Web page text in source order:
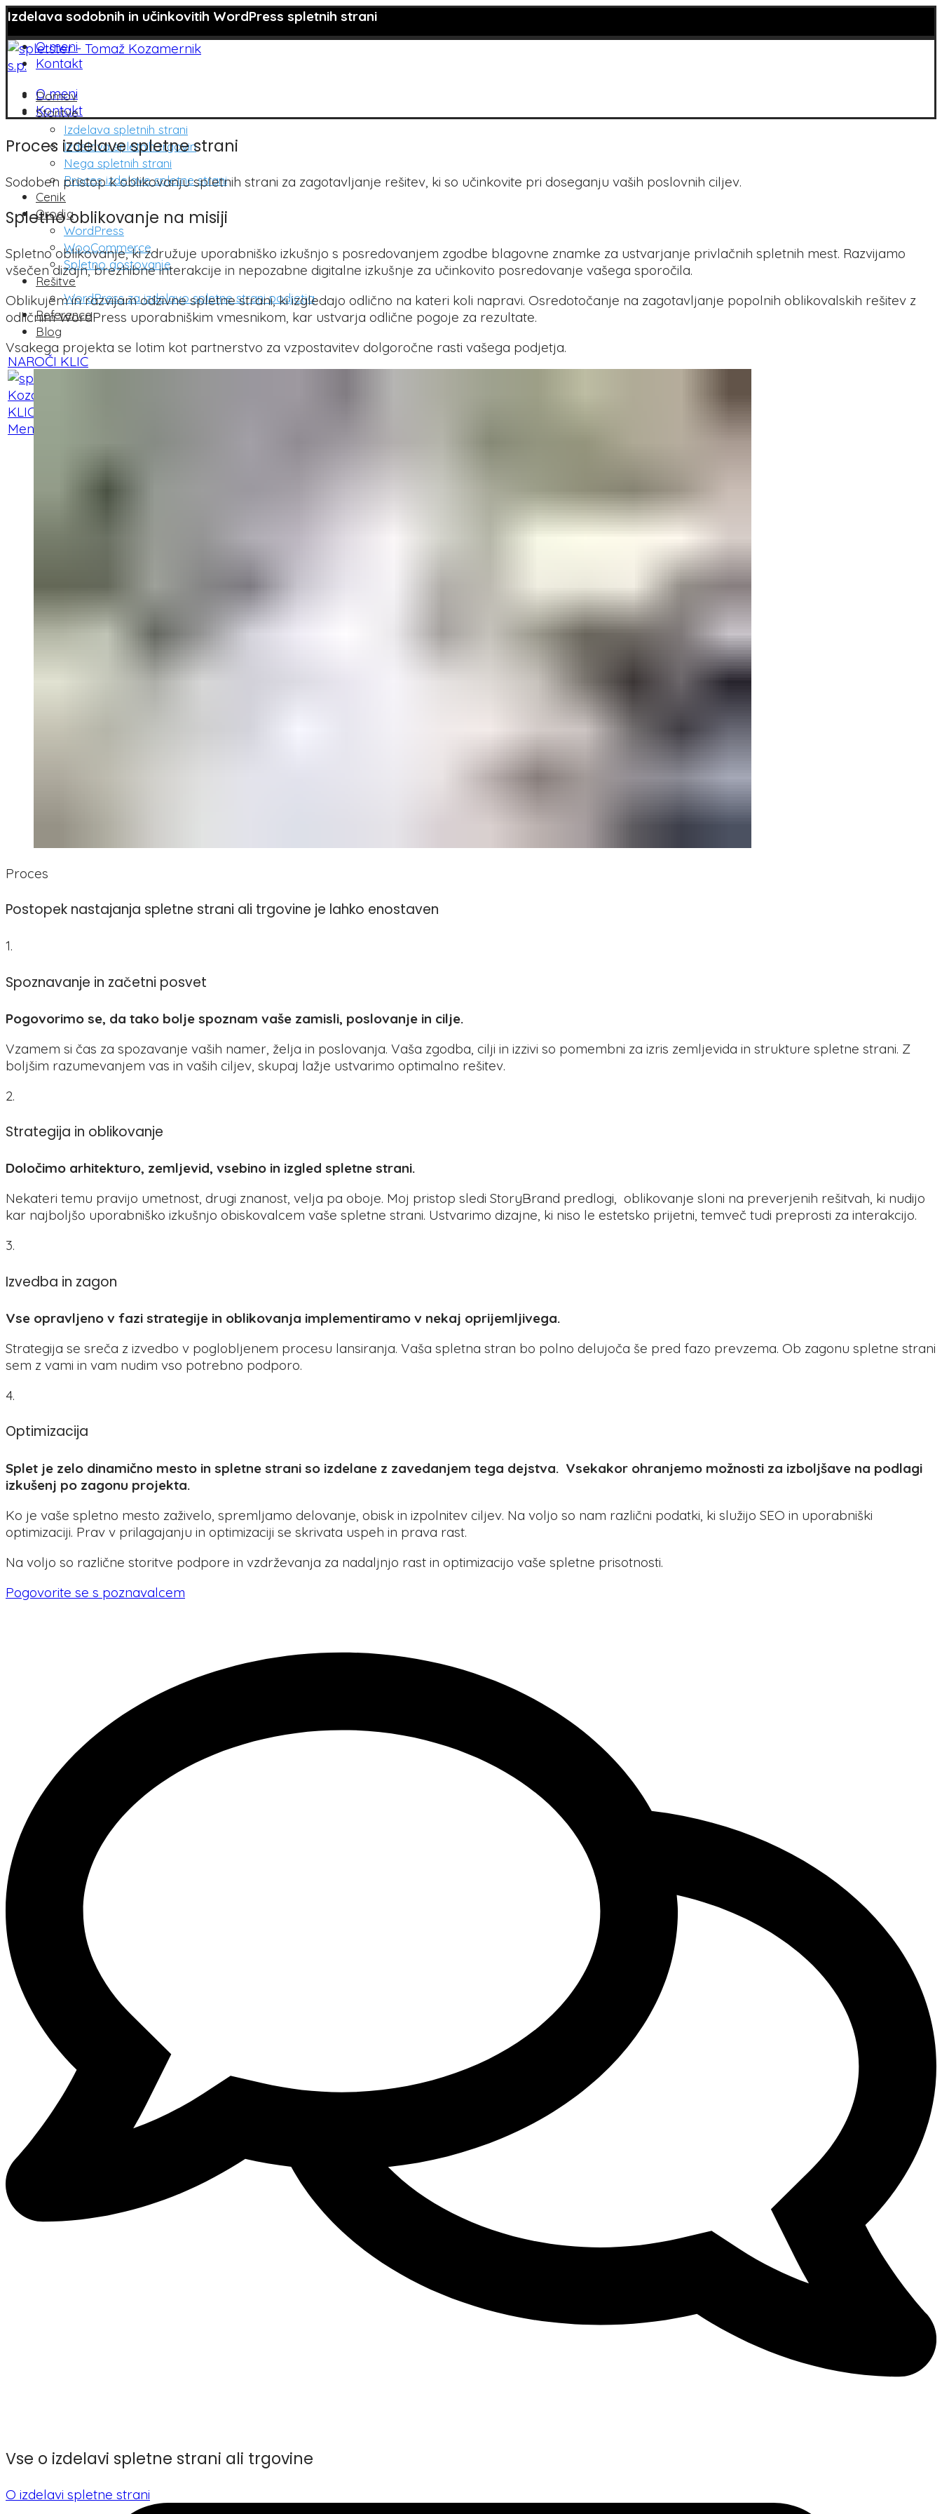
Izdelava sodobnih in učinkovitih WordPress spletnih strani
O meni
Kontakt
O meni
Kontakt
Domov
Storitve
Izdelava spletnih strani
Izdelava spletnih trgovin
Nega spletnih strani
Proces izdelave spletne strani
Cenik
Orodja
WordPress
WooCommerce
Spletno gostovanje
Rešitve
WordPress za izdelavo spletne strani podjetja
Reference
Blog
NAROČI KLIC
KLIC
Meni
Proces izdelave spletne strani
Sodoben pristop k oblikovanju spletnih strani za zagotavljanje rešitev, ki so učinkovite pri doseganju vaših poslovnih ciljev.
Spletno oblikovanje na misiji
Spletno oblikovanje, ki združuje uporabniško izkušnjo s posredovanjem zgodbe blagovne znamke za ustvarjanje privlačnih spletnih mest. Razvijamo
všečen dizajn, brezhibne interakcije in nepozabne digitalne izkušnje za učinkovito posredovanje vašega sporočila.
Oblikujem in razvijam odzivne spletne strani, ki izgledajo odlično na kateri koli napravi. Osredotočanje na zagotavljanje popolnih oblikovalskih rešitev z
odličnim WordPress uporabniškim vmesnikom, kar ustvarja odlične pogoje za rezultate.
Vsakega projekta se lotim kot partnerstvo za vzpostavitev dolgoročne rasti vašega podjetja.
Proces
Postopek nastajanja spletne strani ali trgovine je lahko enostaven
1.
Spoznavanje in začetni posvet
Pogovorimo se, da tako bolje spoznam vaše zamisli, poslovanje in cilje.
Vzamem si čas za spozavanje vaših namer, želja in poslovanja. Vaša zgodba, cilji in izzivi so pomembni za izris zemljevida in strukture spletne strani. Z
boljšim razumevanjem vas in vaših ciljev, skupaj lažje ustvarimo optimalno rešitev.
2.
Strategija in oblikovanje
Določimo arhitekturo, zemljevid, vsebino in izgled spletne strani.
Nekateri temu pravijo umetnost, drugi znanost, velja pa oboje. Moj pristop sledi StoryBrand predlogi, oblikovanje sloni na preverjenih rešitvah, ki nudijo
kar najboljšo uporabniško izkušnjo obiskovalcem vaše spletne strani. Ustvarimo dizajne, ki niso le estetsko prijetni, temveč tudi preprosti za interakcijo.
3.
Izvedba in zagon
Vse opravljeno v fazi strategije in oblikovanja implementiramo v nekaj oprijemljivega.
Strategija se sreča z izvedbo v poglobljenem procesu lansiranja. Vaša spletna stran bo polno delujoča še pred fazo prevzema. Ob zagonu spletne strani
sem z vami in vam nudim vso potrebno podporo.
4.
Optimizacija
Splet je zelo dinamično mesto in spletne strani so izdelane z zavedanjem tega dejstva. Vsekakor ohranjemo možnosti za izboljšave na podlagi
izkušenj po zagonu projekta.
Ko je vaše spletno mesto zaživelo, spremljamo delovanje, obisk in izpolnitev ciljev. Na voljo so nam različni podatki, ki služijo SEO in uporabniški
optimizaciji. Prav v prilagajanju in optimizaciji se skrivata uspeh in prava rast.
Na voljo so različne storitve podpore in vzdrževanja za nadaljnjo rast in optimizacijo vaše spletne prisotnosti.
Pogovorite se s poznavalcem
Vse o izdelavi spletne strani ali trgovine
O izdelavi spletne strani